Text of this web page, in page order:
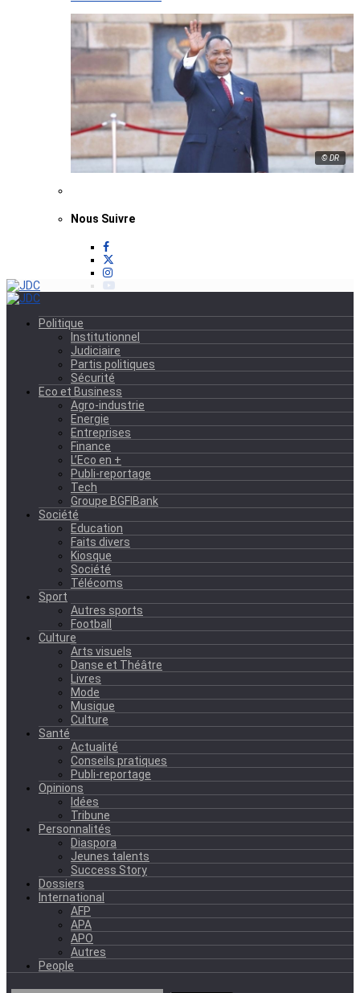
© DR
Nous Suivre
Politique
Institutionnel
Judiciaire
Partis politiques
Sécurité
Eco et Business
Agro-industrie
Energie
Entreprises
Finance
L’Eco en +
Publi-reportage
Tech
Groupe BGFIBank
Société
Education
Faits divers
Kiosque
Société
Télécoms
Sport
Autres sports
Football
Culture
Arts visuels
Danse et Théâtre
Livres
Mode
Musique
Culture
Santé
Actualité
Conseils pratiques
Publi-reportage
Opinions
Idées
Tribune
Personnalités
Diaspora
Jeunes talents
Success Story
Dossiers
International
AFP
APA
APO
Autres
People